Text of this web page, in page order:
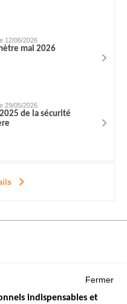
12/06/2026
mai 2026
29/05/2026
de la sécurité
Fermer
indispensables et